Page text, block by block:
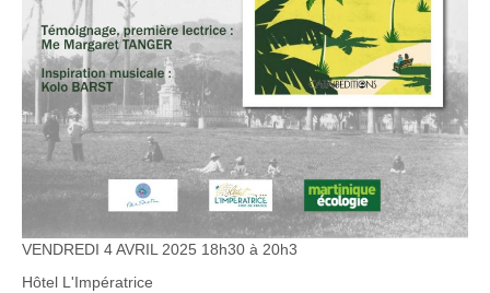
VENDREDI 4 AVRIL 2025 18h30 à 20h3
Hôtel L'Impératrice